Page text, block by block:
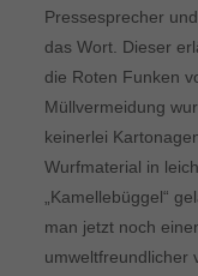
Pressesprecher
das Wort. Dieser
die Roten Funken
Müllvermeidung
keinerlei
Wurfmaterial in
„Kamellebüggel“
man jetzt noch
umweltfreundlicher